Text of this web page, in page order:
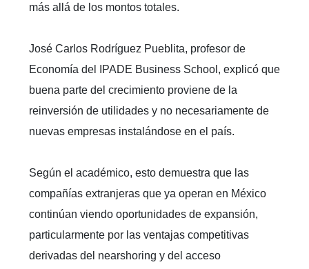
más allá de los montos totales.
José Carlos Rodríguez Pueblita, profesor de
Economía del IPADE Business School, explicó que
buena parte del crecimiento proviene de la
reinversión de utilidades y no necesariamente de
nuevas empresas instalándose en el país.
Según el académico, esto demuestra que las
compañías extranjeras que ya operan en México
continúan viendo oportunidades de expansión,
particularmente por las ventajas competitivas
derivadas del nearshoring y del acceso